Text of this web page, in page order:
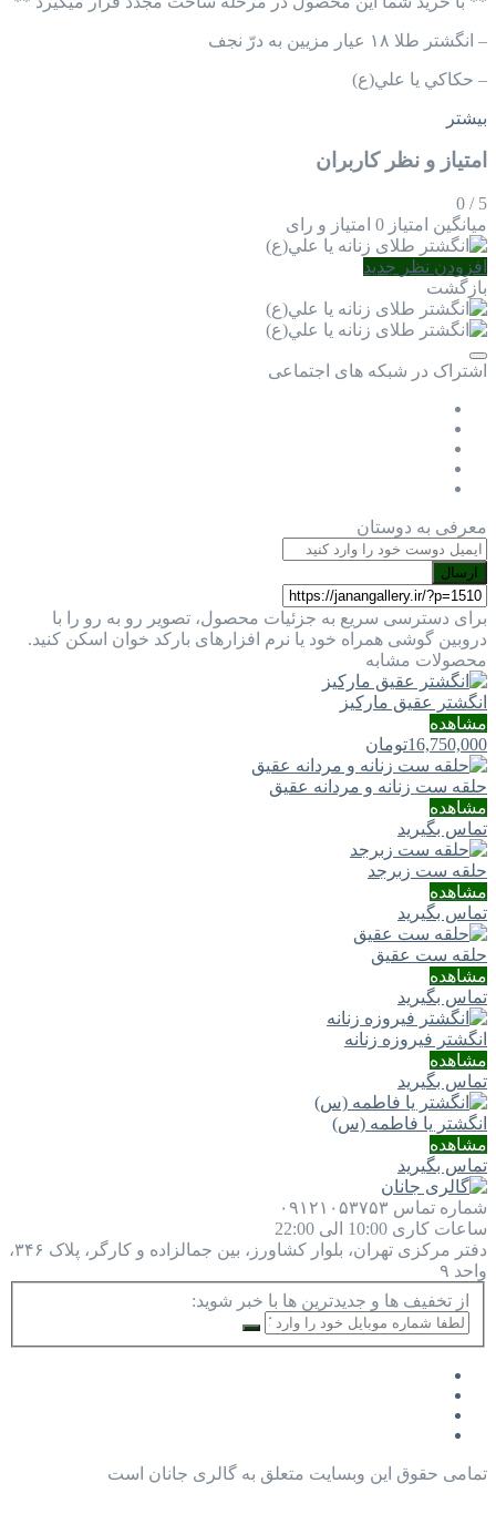
– انگشتر طلا ١٨ عيار مزيين به درّ نجف
– حكاكي يا علي(ع)
بیشتر
امتیاز و نظر کاربران
5
/
0
میانگین امتیاز 0 امتیاز و رای
افزودن نظر جدید
بازگشت
اشتراک در شبکه های اجتماعی
معرفی به دوستان
ارسال
برای دسترسی سریع به جزئیات محصول، تصویر رو به رو را با
دروبین گوشی همراه خود یا نرم افزارهای بارکد خوان اسکن کنید.
محصولات مشابه
انگشتر عقیق مارکیز
مشاهده
16,750,000تومان
حلقه ست زنانه و مردانه عقیق
مشاهده
تماس بگیرید
حلقه ست زبرجد
مشاهده
تماس بگیرید
حلقه ست عقیق
مشاهده
تماس بگیرید
انگشتر فیروزه زنانه
مشاهده
تماس بگیرید
انگشتر یا فاطمه (س)
مشاهده
تماس بگیرید
شماره تماس ۰۹۱۲۱۰۵۳۷۵۳
ساعات کاری 10:00 الی 22:00
دفتر مرکزی
تهران، بلوار کشاورز، بین جمالزاده و کارگر، پلاک ۳۴۶،
واحد ۹
از تخفیف ها و جدیدترین ها با خبر شوید:
تمامی حقوق این وبسایت متعلق به گالری جانان است